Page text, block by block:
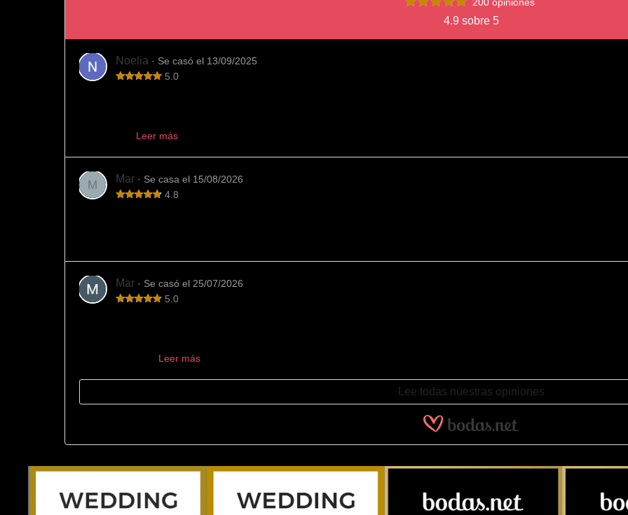
200 opiniones
4.9 sobre 5
Noelia · Se casó el 13/09/2025
5.0
Leer más
M Mar · Se casa el 15/08/2026
4.8
Mar · Se casó el 25/07/2026
5.0
Leer más
Lee todas nuestras opiniones